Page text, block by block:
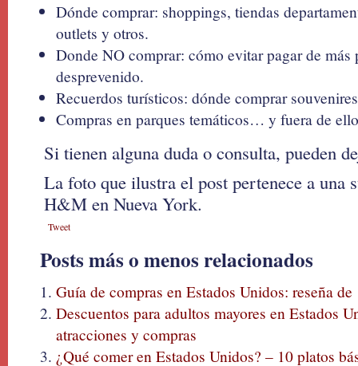
Dónde comprar: shoppings, tiendas
outlets y otros.
Donde NO comprar: cómo evitar pagar de más
desprevenido.
Recuerdos turísticos: dónde comprar
Compras en parques temáticos… y fuera de
Si tienen alguna duda o consulta, pueden
La foto que ilustra el post pertenece a una
H&M en Nueva York.
Tweet
Posts más o menos relacionados
Guía de compras en Estados Unidos: reseña
Descuentos para adultos mayores en Estados
atracciones y compras
¿Qué comer en Estados Unidos? – 10 platos